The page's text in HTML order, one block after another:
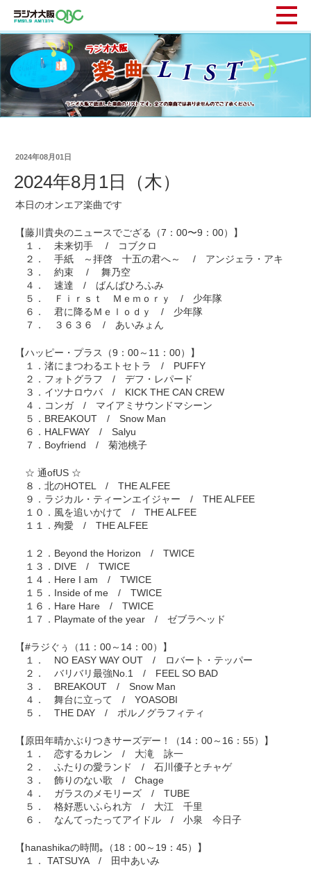
2024年08月01日
2024年8月1日（木）
本日のオンエア楽曲です
【藤川貴央のニュースでござる（7：00〜9：00）】
１． 未来切手 / コブクロ
２． 手紙 ～拝啓 十五の君へ～ / アンジェラ・アキ
３． 約束 / 舞乃空
４． 速達 / ばんばひろふみ
５． Ｆｉｒｓｔ Ｍｅｍｏｒｙ / 少年隊
６． 君に降るＭｅｌｏｄｙ / 少年隊
７． ３６３６ / あいみょん
【ハッピー・プラス（9：00～11：00）】
１．渚にまつわるエトセトラ / PUFFY
２．フォトグラフ / デフ・レパード
３．イツナロウバ / KICK THE CAN CREW
４．コンガ / マイアミサウンドマシーン
５．BREAKOUT / Snow Man
６．HALFWAY / Salyu
７．Boyfriend / 菊池桃子
☆ 通ofUS ☆
８．北のHOTEL / THE ALFEE
９．ラジカル・ティーンエイジャー / THE ALFEE
１０．風を追いかけて / THE ALFEE
１１．殉愛 / THE ALFEE
１２．Beyond the Horizon / TWICE
１３．DIVE / TWICE
１４．Here I am / TWICE
１５．Inside of me / TWICE
１６．Hare Hare / TWICE
１７．Playmate of the year / ゼブラヘッド
【#ラジぐぅ（11：00～14：00）】
１． NO EASY WAY OUT / ロバート・テッパー
２． バリバリ最強No.1 / FEEL SO BAD
３． BREAKOUT / Snow Man
４． 舞台に立って / YOASOBI
５． THE DAY / ポルノグラフィティ
【原田年晴かぶりつきサーズデー！（14：00～16：55）】
１． 恋するカレン / 大滝 詠一
２． ふたりの愛ランド / 石川優子とチャゲ
３． 飾りのない歌 / Chage
４． ガラスのメモリーズ / TUBE
５． 格好悪いふられ方 / 大江 千里
６． なんてったってアイドル / 小泉 今日子
【hanashikaの時間｡（18：00～19：45）】
１． TATSUYA / 田中あいみ